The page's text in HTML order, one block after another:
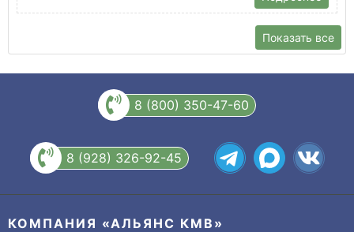
Показать все
8 (800) 350-47-60
8 (928) 326-92-45
КОМПАНИЯ «АЛЬЯНС КМВ»